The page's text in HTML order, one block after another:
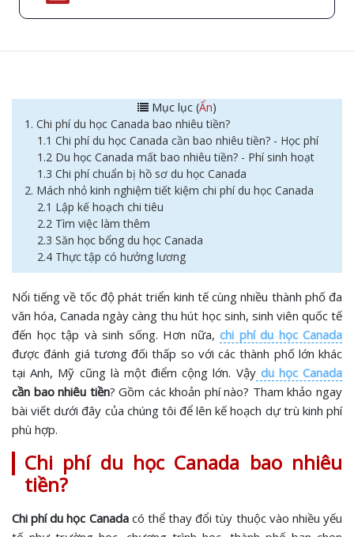
Mục lục (Ẩn)
1. Chi phí du học Canada bao nhiêu tiền?
1.1 Chi phí du học Canada cần bao nhiêu tiền? - Học phí
1.2 Du học Canada mất bao nhiêu tiền? - Phí sinh hoạt
1.3 Chi phí chuẩn bị hồ sơ du học Canada
2. Mách nhỏ kinh nghiệm tiết kiệm chi phí du học Canada
2.1 Lập kế hoạch chi tiêu
2.2 Tìm việc làm thêm
2.3 Săn học bổng du học Canada
2.4 Thực tập có hưởng lương
Nổi tiếng về tốc độ phát triển kinh tế cùng nhiều thành phố đa
văn hóa, Canada ngày càng thu hút học sinh, sinh viên quốc tế
đến học tập và sinh sống. Hơn nữa, chi phí du học Canada
được đánh giá tương đối thấp so với các thành phố lớn khác
tại Anh, Mỹ cũng là một điểm cộng lớn. Vậy du học Canada
cần bao nhiêu tiền? Gồm các khoản phí nào? Tham khảo ngay
bài viết dưới đây của chúng tôi để lên kế hoạch dự trù kinh phí
phù hợp.
Chi phí du học Canada bao nhiêu
tiền?
Chi phí du học Canada có thể thay đổi tùy thuộc vào nhiều yếu